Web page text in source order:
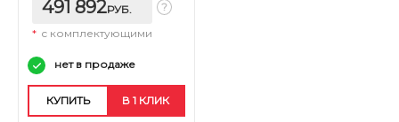
491 892РУБ.
* с комплектующими
нет в продаже
КУПИТЬ В 1 КЛИК